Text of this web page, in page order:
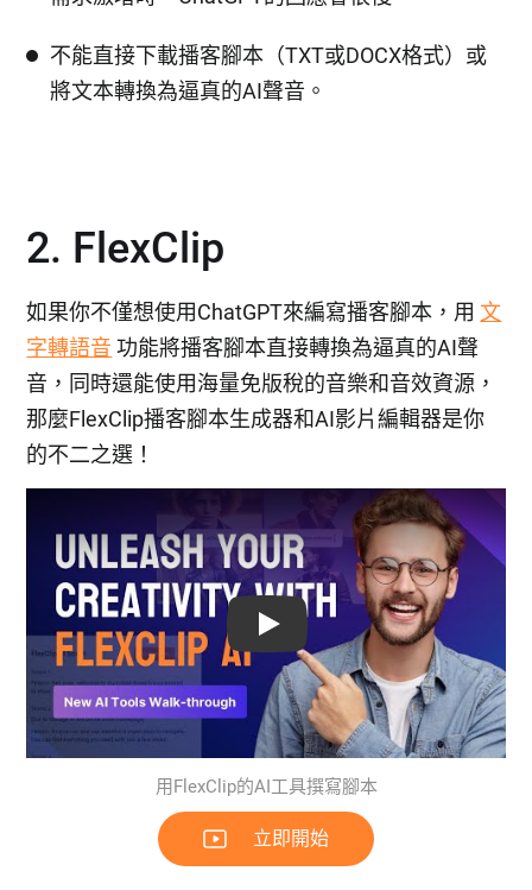
不能直接下載播客腳本（TXT或DOCX格式）或
將文本轉換為逼真的AI聲音。
2. FlexClip
如果你不僅想使用ChatGPT來編寫播客腳本，用 文
字轉語音 功能將播客腳本直接轉換為逼真的AI聲
音，同時還能使用海量免版稅的音樂和音效資源，
那麼FlexClip播客腳本生成器和AI影片編輯器是你
的不二之選！
Play: Keynote (Google I/O '18)
用FlexClip的AI工具撰寫腳本
立即開始